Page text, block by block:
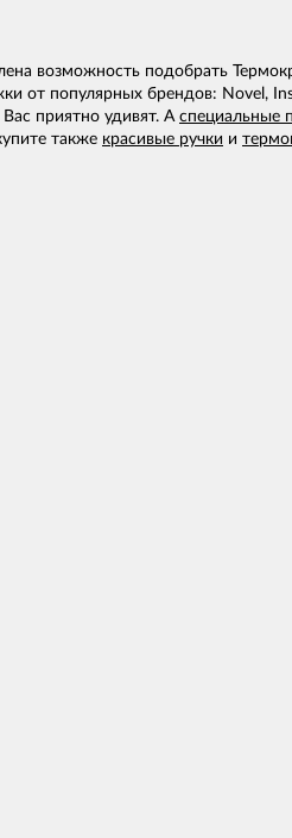
возможность подобрать
от популярных брендов: Novel,
приятно удивят. А специальные
также красивые ручки и